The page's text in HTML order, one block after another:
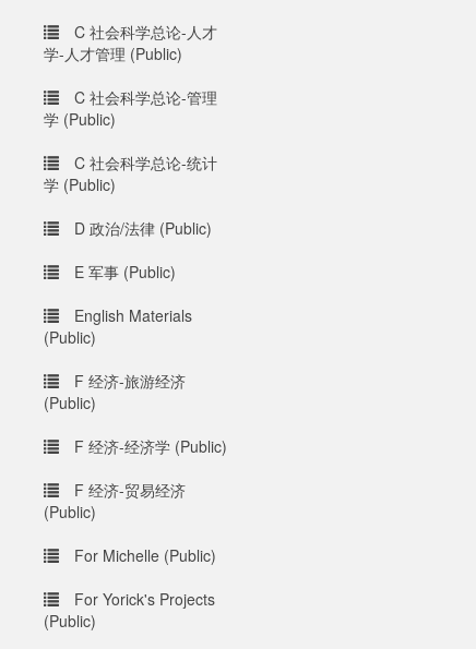
C 社会科学总论-人才
学-人才管理 (Public)
C 社会科学总论-管理
学 (Public)
C 社会科学总论-统计
学 (Public)
D 政治/法律 (Public)
E 军事 (Public)
English Materials
(Public)
F 经济-旅游经济
(Public)
F 经济-经济学 (Public)
F 经济-贸易经济
(Public)
For Michelle (Public)
For Yorick's Projects
(Public)